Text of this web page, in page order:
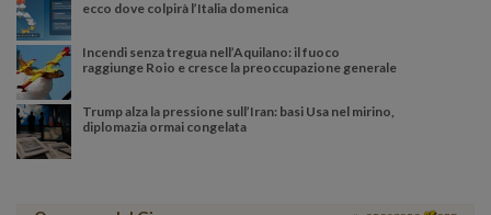
ecco dove colpirà l’Italia domenica
Incendi senza tregua nell’Aquilano: il fuoco
raggiunge Roio e cresce la preoccupazione generale
Trump alza la pressione sull’Iran: basi Usa nel mirino,
diplomazia ormai congelata